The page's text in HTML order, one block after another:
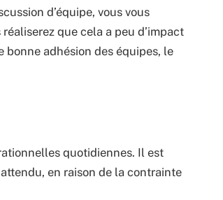
d’équipe, vous vous
que cela a peu d’impact
bonne adhésion des équipes, le
quotidiennes. Il est
en raison de la contrainte